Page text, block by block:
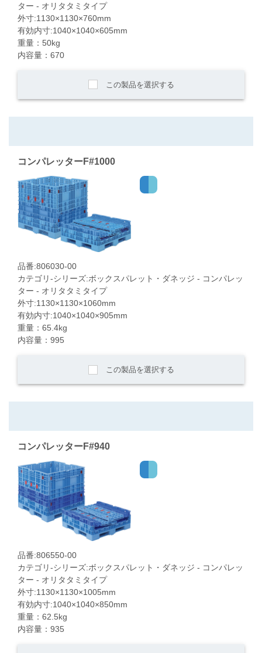
ター - オリタタミタイプ
外寸:1130×1130×760mm
有効内寸:1040×1040×605mm
重量：50kg
内容量：670
この製品を選択する
コンパレッターF#1000
品番:806030-00
カテゴリ-シリーズ:ボックスパレット・ダネッジ - コンパレッ
ター - オリタタミタイプ
外寸:1130×1130×1060mm
有効内寸:1040×1040×905mm
重量：65.4kg
内容量：995
この製品を選択する
コンパレッターF#940
品番:806550-00
カテゴリ-シリーズ:ボックスパレット・ダネッジ - コンパレッ
ター - オリタタミタイプ
外寸:1130×1130×1005mm
有効内寸:1040×1040×850mm
重量：62.5kg
内容量：935